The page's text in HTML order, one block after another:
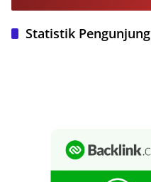
Statistik Pengunjung